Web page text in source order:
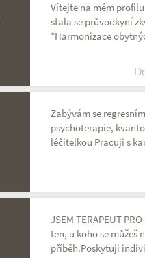
Vítejte na mém
stala se průvodkyní
*Harmonizace
Zabývám se
psychoterapie,
léčitelkou Pracuji s
JSEM TERAPEUT
ten, u koho se můžeš
příběh.Poskytuji